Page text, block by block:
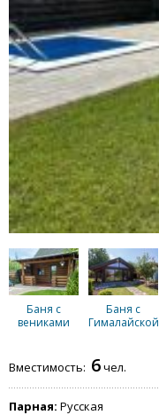
Баня с
вениками
Баня с
Гималайской
Вместимость: 6чел.
Парная: Русская